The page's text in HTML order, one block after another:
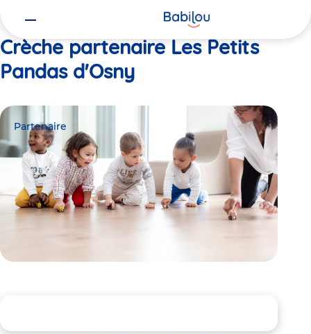
Crèche partenaire Les Petits
Pandas d'Osny
Partenaire